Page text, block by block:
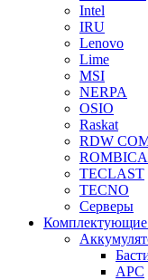
Intel
IRU
Lenovo
Lime
MSI
NERPA
OSIO
Raskat
RDW
ROMBICA
TECLAST
TECNO
Серверы
Комплектующие
APC